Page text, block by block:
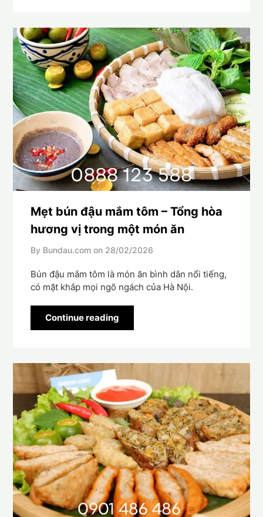
Mẹt bún đậu mắm tôm – Tổng hòa
hương vị trong một món ăn
By Bundau.com on 28/02/2026
Bún đậu mắm tôm là món ăn bình dân nổi tiếng,
có mặt khắp mọi ngõ ngách của Hà Nội.
Continue reading